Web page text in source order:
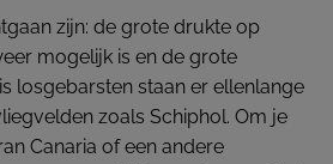
zijn: de grote drukte op
mogelijk is en de grote
losgebarsten staan er ellenlange
zoals Schiphol. Om je
Canaria of een andere